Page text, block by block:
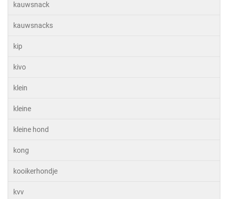
kauwsnack
kauwsnacks
kip
kivo
klein
kleine
kleine hond
kong
kooikerhondje
kvv